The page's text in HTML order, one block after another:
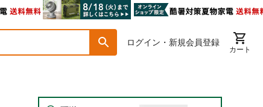
ログイン・新規会員登録
カート